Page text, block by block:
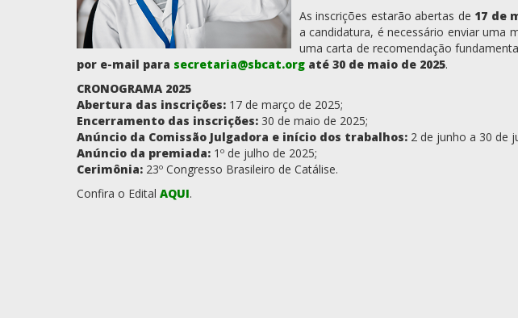
As inscrições estarão abertas de 17 de
a candidatura, é necessário enviar uma
uma carta de recomendação
por e-mail para secretaria@sbcat.org até 30 de maio de 2025.
CRONOGRAMA 2025
Abertura das inscrições: 17 de março de 2025;
Encerramento das inscrições: 30 de maio de 2025;
Anúncio da Comissão Julgadora e início dos trabalhos: 2 de junho a 30 de
Anúncio da premiada: 1º de julho de 2025;
Cerimônia: 23º Congresso Brasileiro de Catálise.
Confira o Edital AQUI.